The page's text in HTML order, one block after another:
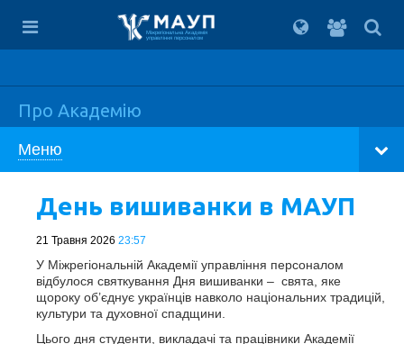
Вхід
для
Міжрегіональна Академія
управління персоналом
Про Академію
Меню
День вишиванки в МАУП
21 Травня 2026 23:57
У Міжрегіональній Академії управління персоналом
відбулося святкування Дня вишиванки – свята, яке
щороку об’єднує українців навколо національних традицій,
культури та духовної спадщини.
Цього дня студенти, викладачі та працівники Академії